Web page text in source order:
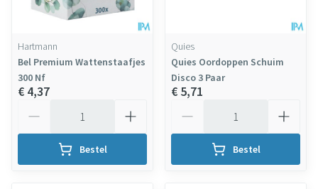
Hartmann
Bel Premium Wattenstaafjes
300 Nf
€ 4,37
Bestel
Quies
Quies Oordoppen Schuim
Disco 3 Paar
€ 5,71
Bestel